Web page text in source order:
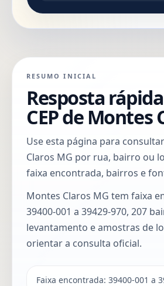
RESUMO INICIAL
Resposta
CEP de Montes
Use esta página para
Claros MG por rua, bairro ou
faixa encontrada, bairros e
Montes Claros MG tem faixa
39400-001 a 39429-970, 207
levantamento e amostras de
orientar a consulta oficial.
Faixa encontrada: 39400-001 a